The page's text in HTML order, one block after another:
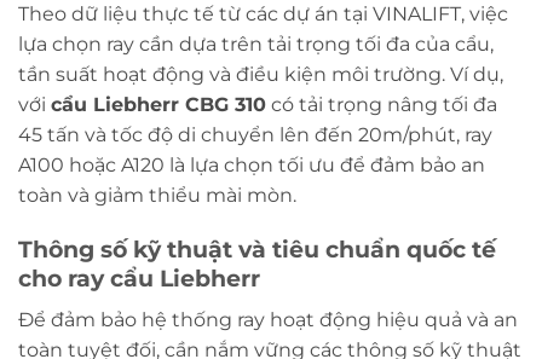
Theo dữ liệu thực tế từ các dự án tại VINALIFT, việc
lựa chọn ray cần dựa trên tải trọng tối đa của cẩu,
tần suất hoạt động và điều kiện môi trường. Ví dụ,
với cẩu Liebherr CBG 310 có tải trọng nâng tối đa
45 tấn và tốc độ di chuyển lên đến 20m/phút, ray
A100 hoặc A120 là lựa chọn tối ưu để đảm bảo an
toàn và giảm thiểu mài mòn.
Thông số kỹ thuật và tiêu chuẩn quốc tế
cho ray cẩu Liebherr
Để đảm bảo hệ thống ray hoạt động hiệu quả và an
toàn tuyệt đối, cần nắm vững các thông số kỹ thuật